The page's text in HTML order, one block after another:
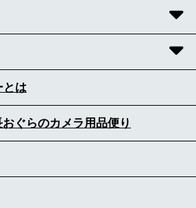
とは
ぐらのカメラ用品便り